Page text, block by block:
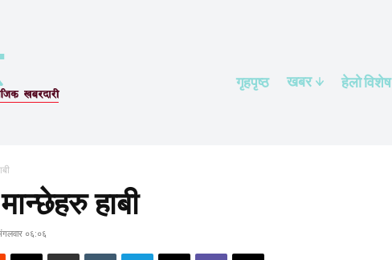
गृहपृष्ठ खबर हेलाे विशेष
हाबी
०६:०६